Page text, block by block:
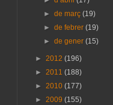
►de març(19)
►de febrer(19)
►de gener(15)
► 2012 (196)
► 2011 (188)
► 2010 (177)
► 2009 (155)